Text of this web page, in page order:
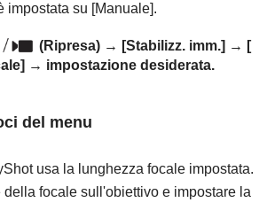
impostata su [Manuale].
(Ripresa) → [Stabilizz. imm.] → [
→ impostazione desiderata.
del menu
usa la lunghezza focale impostata.
della focale sull'obiettivo e impostare la